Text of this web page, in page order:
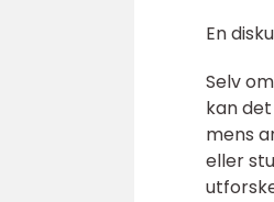
En
Selv
kan
mens
eller